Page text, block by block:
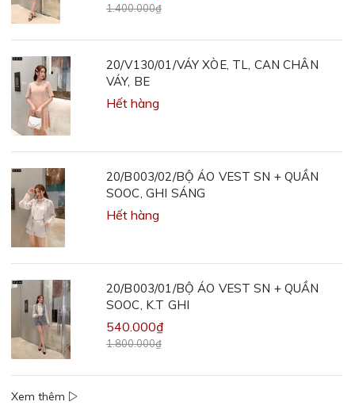
1.400.000₫
20/V130/01/VÁY XÒE, TL, CAN CHÂN
VÁY, BE
Hết hàng
20/B003/02/BỘ ÁO VEST SN + QUẦN
SOOC, GHI SÁNG
Hết hàng
20/B003/01/BỘ ÁO VEST SN + QUẦN
SOOC, K.T GHI
540.000₫
1.800.000₫
Xem thêm